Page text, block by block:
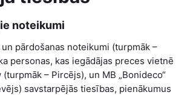
noteikumi
un pārdošanas noteikumi (turpmāk –
personas, kas iegādājas preces vietnē
– Pircējs), un MB „Bonideco“
savstarpējās tiesības, pienākumus